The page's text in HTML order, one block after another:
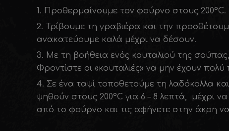
Προθερμαίνουμε τον φούρνο στους 200°C.
Τρίβουμε τη γραβιέρα και την
ανακατεύουμε καλά μέχρι να δέσουν.
Με τη βοήθεια ενός κουταλιού της
Φροντίστε οι «κουταλιές» να μην έχουν
Σε ένα ταψί τοποθετούμε τη λαδόκολλα
ψηθούν στους 200°C για 6 – 8 λεπτά, μέχρι
από το φούρνο και τις αφήνετε στην άκρη